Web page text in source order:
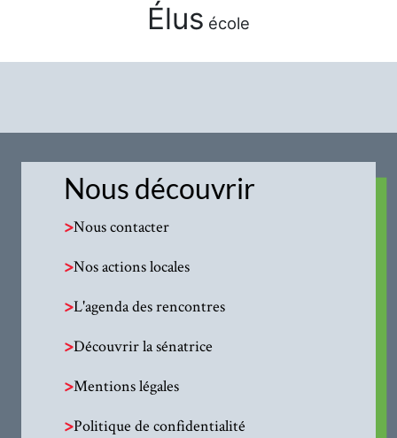
Élus école
Nous découvrir
>Nous contacter
>Nos actions locales
>L'agenda des rencontres
>Découvrir la sénatrice
>Mentions légales
>Politique de confidentialité